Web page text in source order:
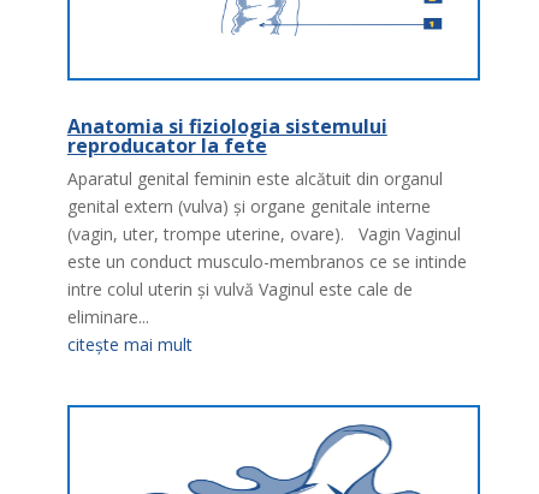
Anatomia si fiziologia sistemului
reproducator la fete
Aparatul genital feminin este alcătuit din organul
genital extern (vulva) şi organe genitale interne
(vagin, uter, trompe uterine, ovare). Vagin Vaginul
este un conduct musculo-membranos ce se intinde
intre colul uterin şi vulvă Vaginul este cale de
eliminare...
citește mai mult